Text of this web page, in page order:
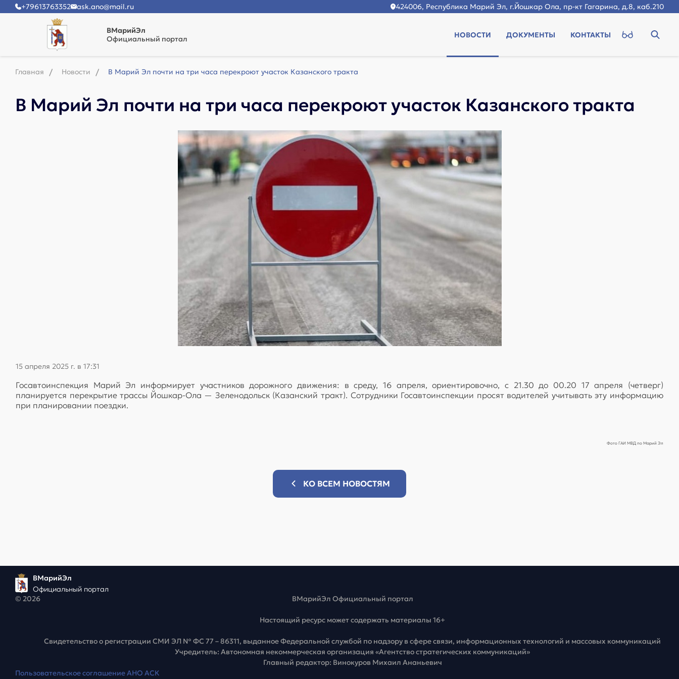
+79613763352 ask.ano@mail.ru 424006, Республика Марий Эл, г.Йошкар Ола, пр-кт Гагарина, д.8, каб.210
ВМарийЭл
Официальный портал
НОВОСТИ ДОКУМЕНТЫ КОНТАКТЫ
Главная Новости В Марий Эл почти на три часа перекроют участок Казанского тракта
В Марий Эл почти на три часа перекроют участок Казанского тракта
15 апреля 2025 г. в 17:31
Госавтоинспекция Марий Эл информирует участников дорожного движения: в среду, 16 апреля, ориентировочно, с 21.30 до 00.20 17 апреля (четверг)
планируется перекрытие трассы Йошкар-Ола — Зеленодольск (Казанский тракт). Сотрудники Госавтоинспекции просят водителей учитывать эту информацию
при планировании поездки.
Фото ГАИ МВД по Марий Эл
КО ВСЕМ НОВОСТЯМ
ВМарийЭл
Официальный портал
© 2026
ВМарийЭл Официальный портал
Настоящий ресурс может содержать материалы 16+
Свидетельство о регистрации СМИ ЭЛ № ФС 77 – 86311, выданное Федеральной службой по надзору в сфере связи, информационных технологий и массовых коммуникаций
Учредитель: Автономная некоммерческая организация «Агентство стратегических коммуникаций»
Главный редактор: Винокуров Михаил Ананьевич
Пользовательское соглашение АНО АСК